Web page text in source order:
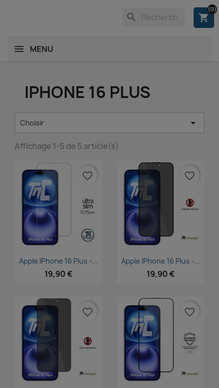
shopping_cart
(0)
search
MENU
IPHONE 16 PLUS
Choisir 
Affichage 1-5 de 5 article(s)
Aperçu rapide
Apple IPhone 16 Plus -...
19,90 €
favorite_border
Aperçu rapide
Apple IPhone 16 Plus -...
19,90 €
favorite_border
favorite_border favorite_border